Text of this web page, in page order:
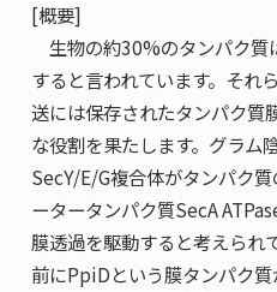
サマーキャンプ
海外ラボインター
国際学生ワークシ
UCDリトリート
UCDオンライン
イベント
生活
保護者の方へ
学内限定
受験生の方へ
教職員の方へ
企業・研究者の
[概要]
生物の約30%のタンパク質
すると言われています。それ
送には保存されたタンパク質
な役割を果たします。グラム
SecY/E/G複合体がタンパク
ータータンパク質SecA
膜透過を駆動すると考えられ
前にPpiDという膜タンパク